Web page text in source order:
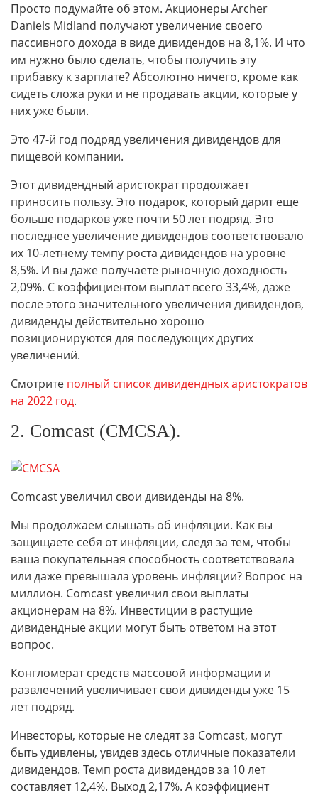
Просто подумайте об этом. Акционеры Archer
Daniels Midland получают увеличение своего
пассивного дохода в виде дивидендов на 8,1%. И что
им нужно было сделать, чтобы получить эту
прибавку к зарплате? Абсолютно ничего, кроме как
сидеть сложа руки и не продавать акции, которые у
них уже были.
Это 47-й год подряд увеличения дивидендов для
пищевой компании.
Этот дивидендный аристократ продолжает
приносить пользу. Это подарок, который дарит еще
больше подарков уже почти 50 лет подряд. Это
последнее увеличение дивидендов соответствовало
их 10-летнему темпу роста дивидендов на уровне
8,5%. И вы даже получаете рыночную доходность
2,09%. С коэффициентом выплат всего 33,4%, даже
после этого значительного увеличения дивидендов,
дивиденды действительно хорошо
позиционируются для последующих других
увеличений.
Смотрите полный список дивидендных аристократов
на 2022 год.
2. Comcast (CMCSA).
Comcast увеличил свои дивиденды на 8%.
Мы продолжаем слышать об инфляции. Как вы
защищаете себя от инфляции, следя за тем, чтобы
ваша покупательная способность соответствовала
или даже превышала уровень инфляции? Вопрос на
миллион. Comcast увеличил свои выплаты
акционерам на 8%. Инвестиции в растущие
дивидендные акции могут быть ответом на этот
вопрос.
Конгломерат средств массовой информации и
развлечений увеличивает свои дивиденды уже 15
лет подряд.
Инвесторы, которые не следят за Comcast, могут
быть удивлены, увидев здесь отличные показатели
дивидендов. Темп роста дивидендов за 10 лет
составляет 12,4%. Выход 2,17%. А коэффициент